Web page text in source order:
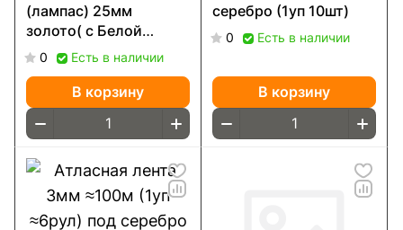
(лампас) 25мм
золото( с Белой
полосой) (1рул.*
0 Есть в наличии
В корзину
серебро (1уп 10шт)
0 Есть в наличии
В корзину